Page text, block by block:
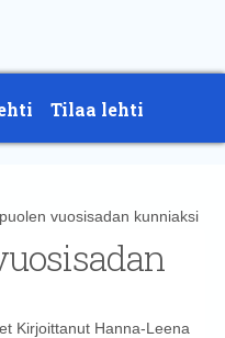
Tilaa lehti
vuosisadan kunniaksi
Kirjoittanut Hanna-Leena